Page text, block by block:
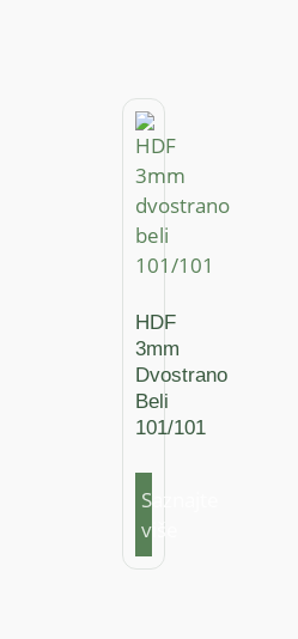
HDF
3mm
Dvostrano
Beli
101/101
Saznajte
više